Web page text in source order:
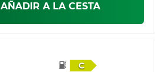
AÑADIR A LA CESTA
C